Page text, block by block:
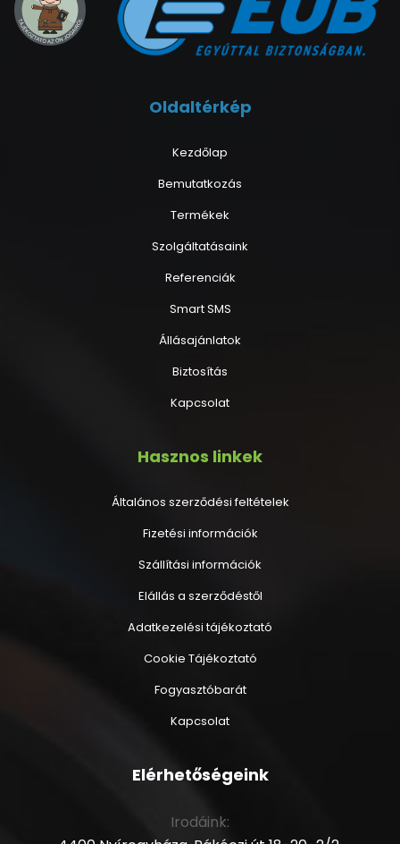
Oldaltérkép
Kezdőlap
Bemutatkozás
Termékek
Szolgáltatásaink
Referenciák
Smart SMS
Állásajánlatok
Biztosítás
Kapcsolat
Hasznos linkek
Általános szerződési feltételek
Fizetési információk
Szállítási információk
Elállás a szerződéstől
Adatkezelési tájékoztató
Cookie Tájékoztató
Fogyasztóbarát
Kapcsolat
Elérhetőségeink
Irodáink: